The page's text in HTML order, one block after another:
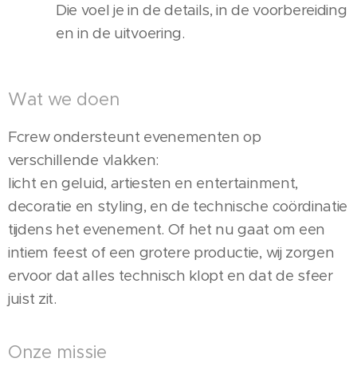
Die voel je in de details, in de voorbereiding
en in de uitvoering.
Wat we doen
Fcrew ondersteunt evenementen op
verschillende vlakken:
licht en geluid, artiesten en entertainment,
decoratie en styling, en de technische coördinatie
tijdens het evenement. Of het nu gaat om een
intiem feest of een grotere productie, wij zorgen
ervoor dat alles technisch klopt en dat de sfeer
juist zit.
Onze missie